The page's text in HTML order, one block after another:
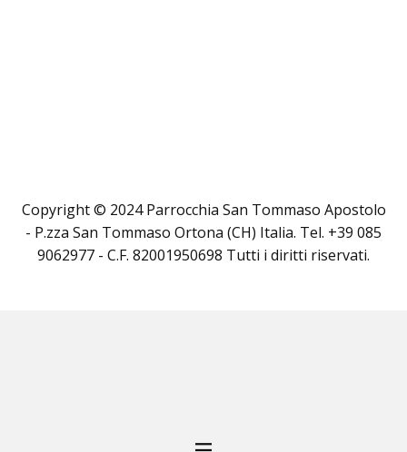
Copyright © 2024 Parrocchia San Tommaso Apostolo
- P.zza San Tommaso Ortona (CH) Italia. Tel. +39 085
9062977 - C.F. 82001950698 Tutti i diritti riservati.